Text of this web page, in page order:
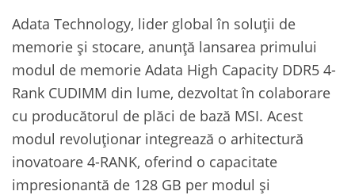
Adata Technology, lider global în soluții de
memorie și stocare, anunță lansarea primului
modul de memorie Adata High Capacity DDR5 4-
Rank CUDIMM din lume, dezvoltat în colaborare
cu producătorul de plăci de bază MSI. Acest
modul revoluționar integrează o arhitectură
inovatoare 4-RANK, oferind o capacitate
impresionantă de 128 GB per modul și